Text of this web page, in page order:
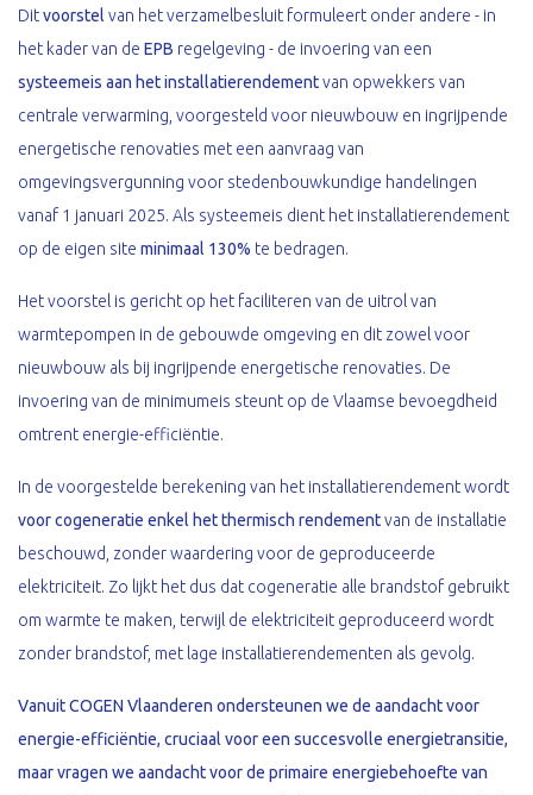
Ditvoorstel van het verzamelbesluit formuleert onder andere - in
het kader van de EPB regelgeving - de invoering van een
systeemeis aan het installatierendementvan opwekkers van
centrale verwarming, voorgesteld voor nieuwbouw en ingrijpende
energetische renovaties met een aanvraag van
omgevingsvergunning voor stedenbouwkundige handelingen
vanaf 1 januari 2025. Als systeemeis dient het installatierendement
op de eigen site minimaal 130% te bedragen.
Het voorstel is gericht op het faciliteren van de uitrol van
warmtepompen in de gebouwde omgeving en dit zowel voor
nieuwbouw als bij ingrijpende energetische renovaties. De
invoering van de minimumeis steunt op de Vlaamse bevoegdheid
omtrent energie-efficiëntie.
In de voorgestelde berekening van het installatierendement wordt
voor cogeneratie enkel het thermisch rendementvan de installatie
beschouwd, zonder waardering voor de geproduceerde
elektriciteit. Zo lijkt het dus dat cogeneratie alle brandstof gebruikt
om warmte te maken, terwijl de elektriciteit geproduceerd wordt
zonder brandstof, met lage installatierendementen als gevolg.
Vanuit COGEN Vlaanderen ondersteunen we de aandacht voor
energie-efficiëntie, cruciaal voor een succesvolle energietransitie,
maar vragen we aandacht voor de primaire energiebehoefte van